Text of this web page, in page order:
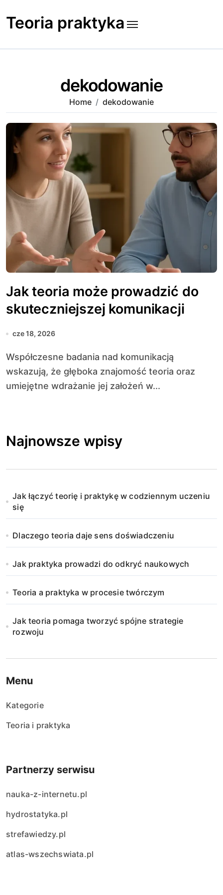
to
content
Teoria praktyka
dekodowanie
Home dekodowanie
Jak teoria może prowadzić do
skuteczniejszej komunikacji
cze 18, 2026
Współczesne badania nad komunikacją
wskazują, że głęboka znajomość teoria oraz
umiejętne wdrażanie jej założeń w...
Najnowsze wpisy
Jak łączyć teorię i praktykę w codziennym uczeniu
się
Dlaczego teoria daje sens doświadczeniu
Jak praktyka prowadzi do odkryć naukowych
Teoria a praktyka w procesie twórczym
Jak teoria pomaga tworzyć spójne strategie
rozwoju
Menu
Kategorie
Teoria i praktyka
Partnerzy serwisu
nauka-z-internetu.pl
hydrostatyka.pl
strefawiedzy.pl
atlas-wszechswiata.pl